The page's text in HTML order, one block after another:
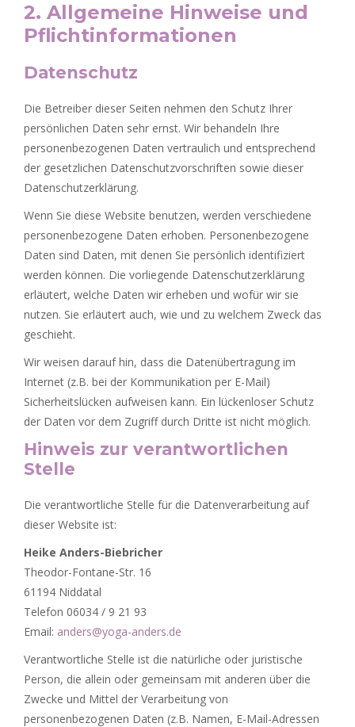
2. Allgemeine Hinweise und
Pflichtinformationen
Datenschutz
Die Betreiber dieser Seiten nehmen den Schutz Ihrer
persönlichen Daten sehr ernst. Wir behandeln Ihre
personenbezogenen Daten vertraulich und entsprechend
der gesetzlichen Datenschutzvorschriften sowie dieser
Datenschutzerklärung.
Wenn Sie diese Website benutzen, werden verschiedene
personenbezogene Daten erhoben. Personenbezogene
Daten sind Daten, mit denen Sie persönlich identifiziert
werden können. Die vorliegende Datenschutzerklärung
erläutert, welche Daten wir erheben und wofür wir sie
nutzen. Sie erläutert auch, wie und zu welchem Zweck das
geschieht.
Wir weisen darauf hin, dass die Datenübertragung im
Internet (z.B. bei der Kommunikation per E-Mail)
Sicherheitslücken aufweisen kann. Ein lückenloser Schutz
der Daten vor dem Zugriff durch Dritte ist nicht möglich.
Hinweis zur verantwortlichen
Stelle
Die verantwortliche Stelle für die Datenverarbeitung auf
dieser Website ist:
Heike Anders-Biebricher
Theodor-Fontane-Str. 16
61194 Niddatal
Telefon 06034 / 9 21 93
Email: anders@yoga-anders.de
Verantwortliche Stelle ist die natürliche oder juristische
Person, die allein oder gemeinsam mit anderen über die
Zwecke und Mittel der Verarbeitung von
personenbezogenen Daten (z.B. Namen, E-Mail-Adressen